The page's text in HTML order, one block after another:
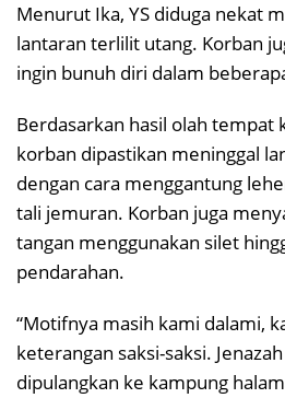
Menurut Ika, YS diduga nekat
lantaran terlilit utang. Korban
ingin bunuh diri dalam
Berdasarkan hasil olah tempat
korban dipastikan meninggal
dengan cara menggantung
tali jemuran. Korban juga
tangan menggunakan silet
pendarahan.
“Motifnya masih kami dalami,
keterangan saksi-saksi.
dipulangkan ke kampung